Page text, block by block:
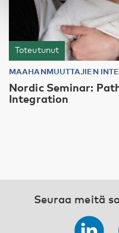
Toteutunut
MAAHANMUUTTAJIEN
Nordic Seminar:
Integration
Seuraa meitä